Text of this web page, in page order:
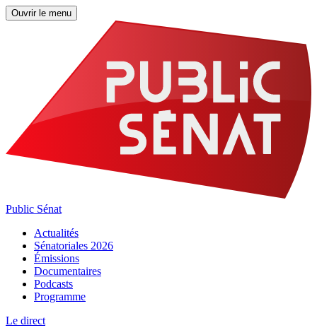
Ouvrir le menu
Public Sénat
Actualités
Sénatoriales 2026
Émissions
Documentaires
Podcasts
Programme
Le direct